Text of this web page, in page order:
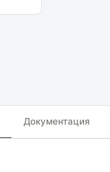
Документация